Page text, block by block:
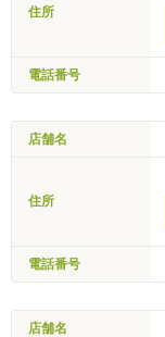
住所
電話番号
店舗名
住所
電話番号
店舗名